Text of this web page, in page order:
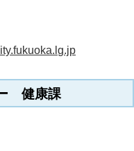
健康課